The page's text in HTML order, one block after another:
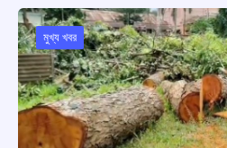
o
o
k
A
p
p
মুখ্য খবর